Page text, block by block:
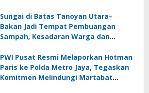
Sungai di Batas Tanoyan Utara–
Bakan Jadi Tempat Pembuangan
Sampah, Kesadaran Warga dan
PWI Pusat Resmi Melaporkan Hotman
Paris ke Polda Metro Jaya, Tegaskan
Komitmen Melindungi Martabat